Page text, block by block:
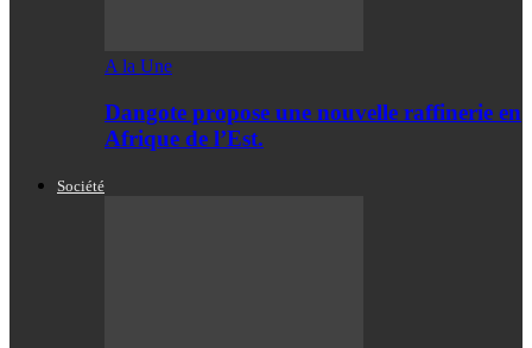
A la Une
Dangote propose une nouvelle raffinerie en
Afrique de l’Est.
Société